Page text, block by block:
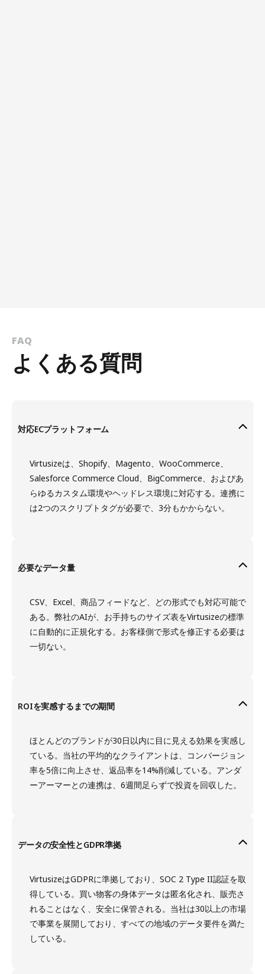
FAQ
よくある質問
対応ECプラットフォーム
Virtusizeは、Shopify、Magento、WooCommerce、
Salesforce Commerce Cloud、BigCommerce、およびあ
らゆるカスタム環境やヘッドレス環境に対応する。連携に
は2つのスクリプトタグが必要で、3分もかからない。
必要なデータ量
CSV、Excel、商品フィードなど、どの形式でも対応可能で
ある。弊社のAIが、お手持ちのサイズ表をVirtusizeの標準
に自動的に正規化する。お客様側で形式を修正する必要は
一切ない。
ROIを実感するまでの期間
ほとんどのブランドが30日以内に目に見える効果を実感し
ている。当社の平均的なクライアントは、コンバージョン
率を5倍に向上させ、返品率を14%削減している。アンダ
ーアーマーとの連携は、6週間足らずで投資を回収した。
データの安全性とGDPR準拠
VirtusizeはGDPRに準拠しており、SOC 2 Type II認証を取
得している。買い物客の身体データは匿名化され、販売さ
れることはなく、安全に保管される。当社は30以上の市場
で事業を展開しており、すべての地域のデータ要件を満た
している。